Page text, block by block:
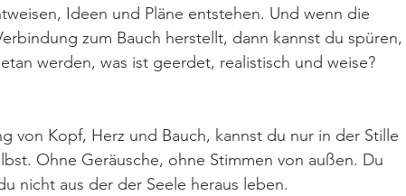
Ideen und Pläne entstehen. Und wenn die
zum Bauch herstellt, dann kannst du spüren,
werden, was ist geerdet, realistisch und weise?
von Kopf, Herz und Bauch, kannst du nur in der Stille
Ohne Geräusche, ohne Stimmen von außen. Du
nicht aus der der Seele heraus leben.